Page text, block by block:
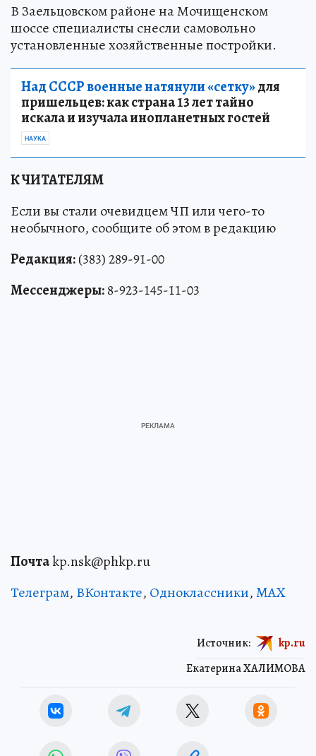
В Заельцовском районе на Мочищенском
шоссе специалисты снесли самовольно
установленные хозяйственные постройки.
Над СССР военные натянули «сетку»для
пришельцев: как страна 13 лет тайно
искала и изучала инопланетных гостей
НАУКА
К ЧИТАТЕЛЯМ
Если вы стали очевидцем ЧП или чего-то
необычного, сообщите об этом в редакцию
Редакция:(383) 289-91-00
Мессенджеры:8-923-145-11-03
Почтаkp.nsk@phkp.ru
Телеграм, ВКонтакте, Одноклассники,MAX
Екатерина ХАЛИМОВА
Источник: kp.ru